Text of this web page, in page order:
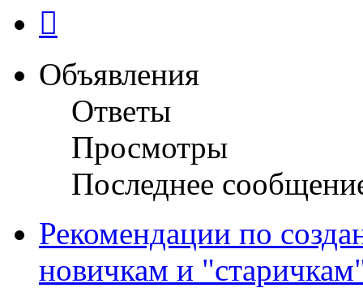
Объявления
Ответы
Просмотры
Последнее
Рекомендации по
новичкам и